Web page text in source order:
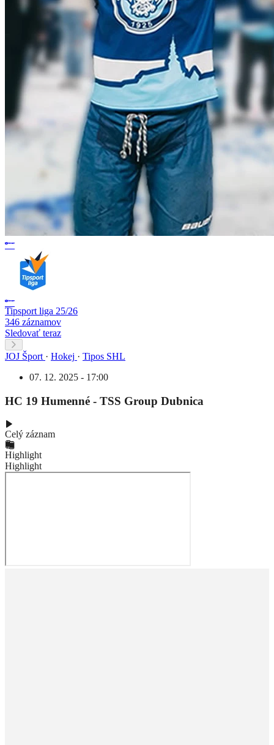
Tipsport liga 25/26
346 záznamov
Sledovať teraz
JOJ Šport · Hokej · Tipos SHL
07. 12. 2025 - 17:00
HC 19 Humenné - TSS Group Dubnica
Celý záznam
Highlight
Highlight